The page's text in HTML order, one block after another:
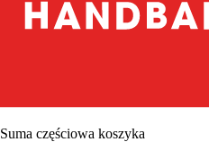
Suma częściowa koszyka